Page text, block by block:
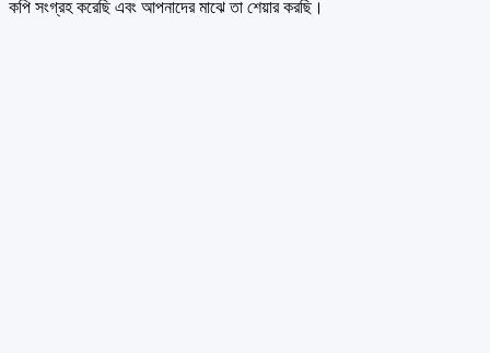
কপি সংগ্রহ করেছি এবং আপনাদের মাঝে তা শেয়ার করছি।